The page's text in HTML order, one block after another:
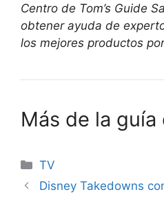
Centro de Tom’s Guide
obtener ayuda de
los mejores productos
Más de la guía
Categories
TV
Disney Takedowns